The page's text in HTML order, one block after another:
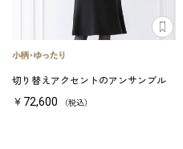
切り替えアクセントのアンサンブル
￥72,600 （税込）